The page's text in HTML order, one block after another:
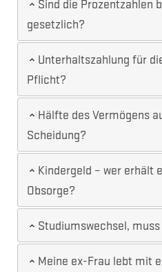
Sind die Prozentzahlen
gesetzlich?
Unterhaltszahlung für
Pflicht?
Hälfte des Vermögens
Scheidung?
Kindergeld – wer erhält
Obsorge?
Studiumswechsel,
Meine ex-Frau lebt mit